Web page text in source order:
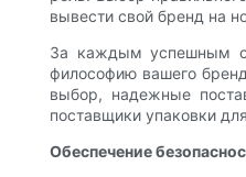
вывести свой бренд на
За каждым успешным
философию вашего
выбор, надежные
поставщики упаковки
Обеспечение